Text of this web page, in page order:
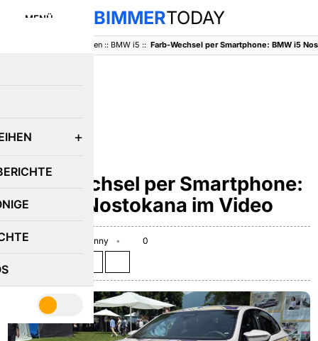
MENÜ BIMMERTODAY
Baureihen:: BMW i5 :: Farb-Wechsel per Smartphone: BMW i5
Farb-Wechsel per Smartphone:
BMW i5 Nostokana im Video
May 27, 2025 Benny
0